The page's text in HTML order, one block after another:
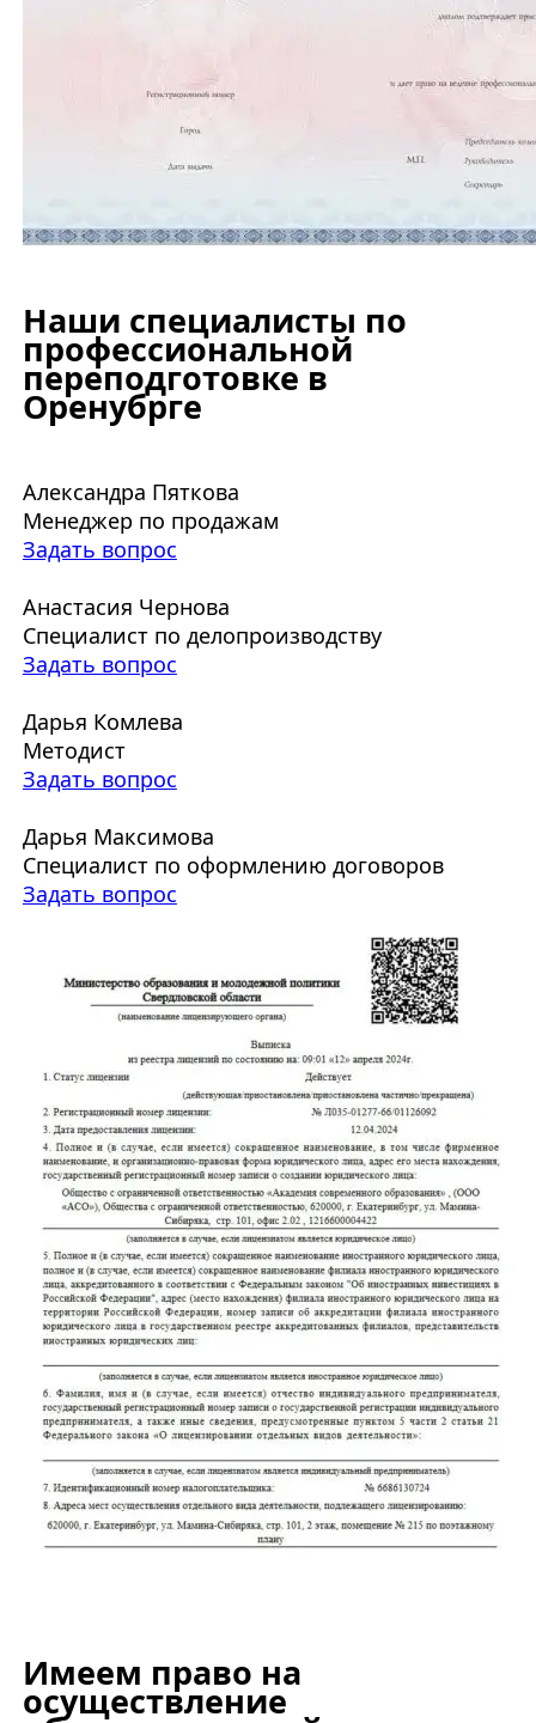
Наши специалисты по
профессиональной
переподготовке в
Оренубрге
Александра Пяткова
Менеджер по продажам
Задать вопрос
Анастасия Чернова
Специалист по делопроизводству
Задать вопрос
Дарья Комлева
Методист
Задать вопрос
Дарья Максимова
Специалист по оформлению договоров
Задать вопрос
Имеем право на
осуществление